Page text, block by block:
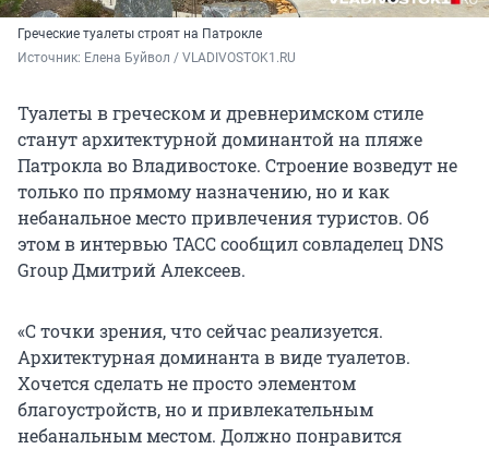
Греческие туалеты строят на Патрокле
Источник: Елена Буйвол / VLADIVOSTOK1.RU
Туалеты в греческом и древнеримском стиле
станут архитектурной доминантой на пляже
Патрокла во Владивостоке. Строение возведут не
только по прямому назначению, но и как
небанальное место привлечения туристов. Об
этом в интервью ТАСС сообщил совладелец DNS
Group Дмитрий Алексеев.
«С точки зрения, что сейчас реализуется.
Архитектурная доминанта в виде туалетов.
Хочется сделать не просто элементом
благоустройств, но и привлекательным
небанальным местом. Должно понравится